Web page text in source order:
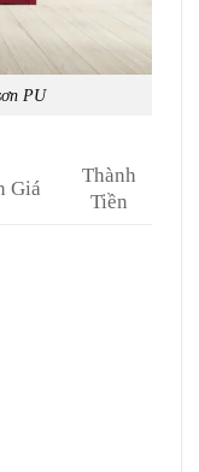
PU
Giá
Thành
Tiền